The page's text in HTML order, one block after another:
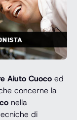
Aiuto Cuoco ed
concerne la
nella
di